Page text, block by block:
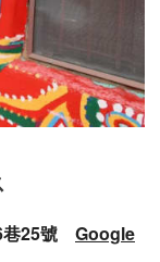
巷25號 Google